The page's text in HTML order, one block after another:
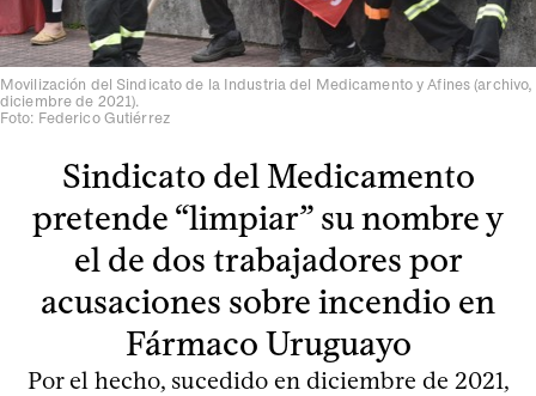
Movilización del Sindicato de la Industria del Medicamento y Afines (archivo,
diciembre de 2021).
Foto: Federico Gutiérrez
Sindicato del Medicamento
pretende “limpiar” su nombre y
el de dos trabajadores por
acusaciones sobre incendio en
Fármaco Uruguayo
Por el hecho, sucedido en diciembre de 2021,